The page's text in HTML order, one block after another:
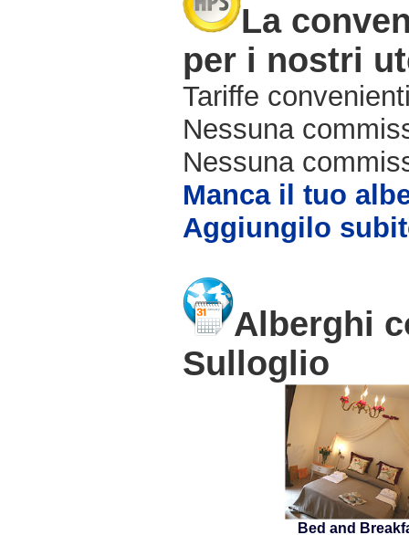
La
per i nostri
Tariffe
Nessuna
Nessuna
Manca il tuo
Aggiungilo
Alberghi
Sulloglio
Bed and